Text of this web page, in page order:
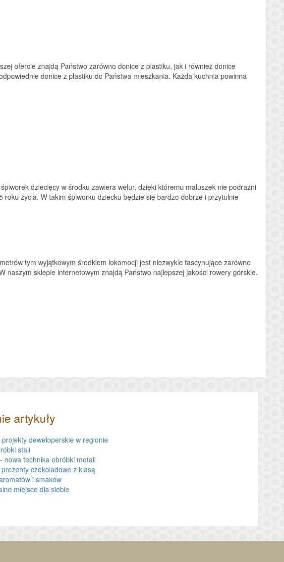
ofercie znajdą Państwo zarówno donice z plastiku, jak i również donice
donice z plastiku do Państwa mieszkania. Każda kuchnia powinna
dziecięcy w środku zawiera welur, dzięki któremu maluszek nie podrażni
życia. W takim śpiworku dziecku będzie się bardzo dobrze i przytulnie
tym wyjątkowym środkiem lokomocji jest niezwykle fascynujące zarówno
naszym sklepie internetowym znajdą Państwo najlepszej jakości rowery górskie.
artykuły
projekty deweloperskie w regionie
stali
nowa technika obróbki metali
czekoladowe z klasą
i smaków
miejsce dla siebie